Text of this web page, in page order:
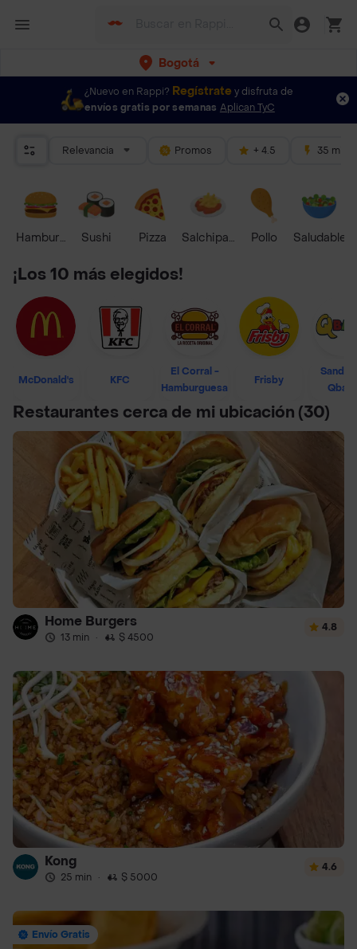
Bogotá
¿Nuevo en Rappi? Regístrate y disfruta de
envíos gratis por semanas Aplican TyC
Relevancia Promos + 4.5 35 mins
HamburguesaSushi Pizza Salchipapas Pollo Saludable
¡Los 10 más elegidos!
McDonald's KFC
El Corral -
Hamburguesa
Frisby
Restaurantes cerca de mi ubicación (30)
Home Burgers
13 min · $ 4500
4.8
Kong
25 min · $ 5000
4.6
Envío Gratis